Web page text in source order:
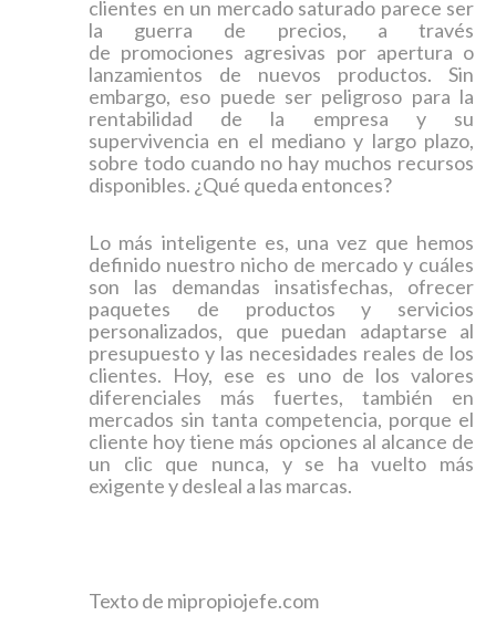
clientes en un mercado saturado parece ser
la guerra de precios, a través
de promociones agresivas por apertura o
lanzamientos de nuevos productos. Sin
embargo, eso puede ser peligroso para la
rentabilidad de la empresa y su
supervivencia en el mediano y largo plazo,
sobre todo cuando no hay muchos recursos
disponibles. ¿Qué queda entonces?
Lo más inteligente es, una vez que hemos
definido nuestro nicho de mercado y cuáles
son las demandas insatisfechas, ofrecer
paquetes de productos y servicios
personalizados, que puedan adaptarse al
presupuesto y las necesidades reales de los
clientes. Hoy, ese es uno de los valores
diferenciales más fuertes, también en
mercados sin tanta competencia, porque el
cliente hoy tiene más opciones al alcance de
un clic que nunca, y se ha vuelto más
exigente y desleal a las marcas.
Texto de mipropiojefe.com